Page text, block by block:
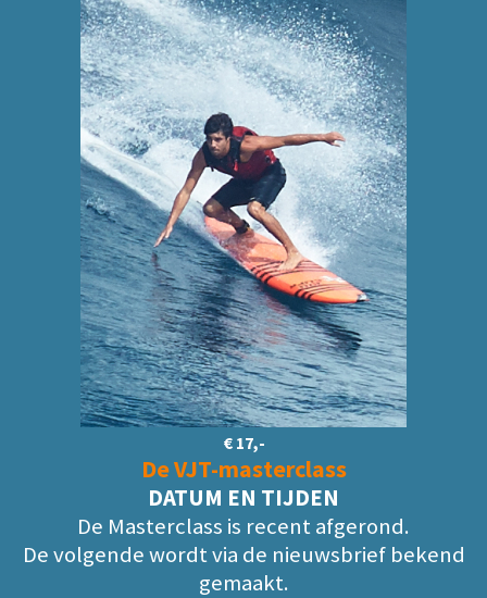
€ 17,-
De VJT-masterclass
DATUM EN TIJDEN
De Masterclass is recent afgerond.
De volgende wordt via de nieuwsbrief bekend
gemaakt.